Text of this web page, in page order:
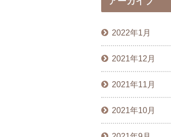
2022年1月
2021年12月
2021年11月
2021年10月